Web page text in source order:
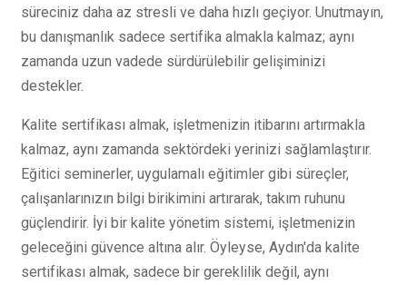
süreciniz daha az stresli ve daha hızlı geçiyor. Unutmayın,
bu danışmanlık sadece sertifika almakla kalmaz; aynı
zamanda uzun vadede sürdürülebilir gelişiminizi
destekler.
Kalite sertifikası almak, işletmenizin itibarını artırmakla
kalmaz, aynı zamanda sektördeki yerinizi sağlamlaştırır.
Eğitici seminerler, uygulamalı eğitimler gibi süreçler,
çalışanlarınızın bilgi birikimini artırarak, takım ruhunu
güçlendirir. İyi bir kalite yönetim sistemi, işletmenizin
geleceğini güvence altına alır. Öyleyse, Aydın'da kalite
sertifikası almak, sadece bir gereklilik değil, aynı